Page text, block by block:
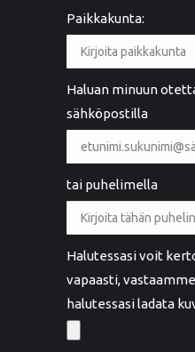
Paikkakunta:
Haluan minuun
sähköpostilla
tai puhelimella
Halutessasi voit
vapaasti,
halutessasi ladata